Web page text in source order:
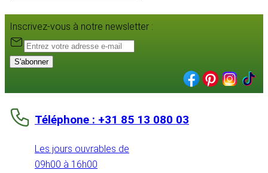
Inscrivez-vous à notre newsletter :
S'abonner
Téléphone : +31 85 13 080 03
Les jours ouvrables de
09h00 à 16h00